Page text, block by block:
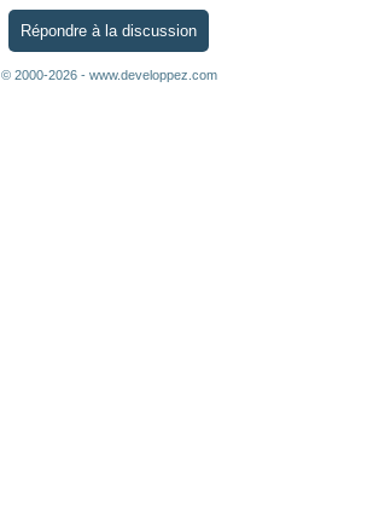
Répondre à la discussion
© 2000-2026 - www.developpez.com